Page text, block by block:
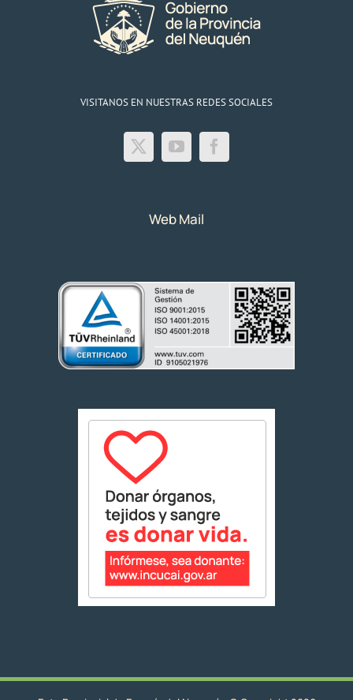
VISITANOS EN NUESTRAS REDES SOCIALES
Web Mail